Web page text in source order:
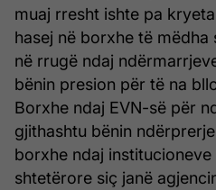
muaj rresht ishte pa
hasej në borxhe të
në rrugë ndaj
bënin presion për të na
Borxhe ndaj EVN-së për
gjithashtu bënin
borxhe ndaj
shtetërore siç janë